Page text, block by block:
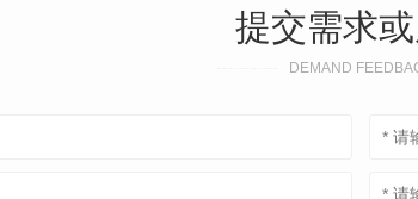
提交需求
DEMAND